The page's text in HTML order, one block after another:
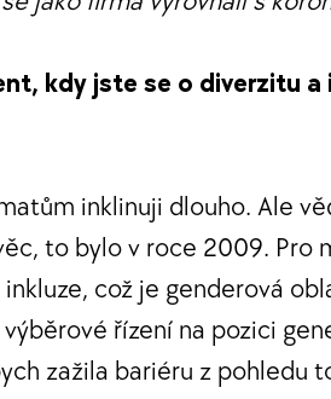
kdy jste se o diverzitu a
inklinuji dlouho. Ale
to bylo v roce 2009. Pro
což je genderová
řízení na pozici
zažila bariéru z pohledu